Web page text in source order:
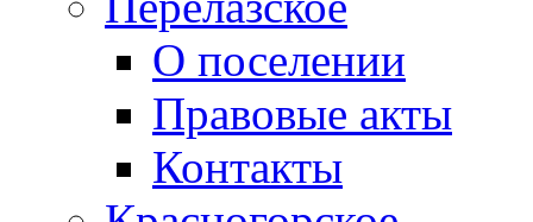
О поселении
Правовые акты
Контакты